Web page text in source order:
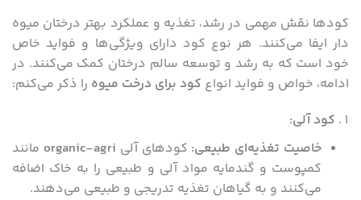
کودها نقش مهمی در رشد، تغذیه و عملکرد بهتر درختان میوه
دار ایفا می‌کنند. هر نوع کود دارای ویژگی‌ها و فواید خاص
خود است که به رشد و توسعه سالم درختان کمک می‌کنند. در
ادامه، خواص و فواید انواع کود برای درخت میوه را ذکر می‌کنم:
کود آلی:
خاصیت تغذیه‌ای طبیعی: کودهای آلی organic-agri مانند
کمپوست و گندمایه مواد آلی و طبیعی را به خاک اضافه
می‌کنند و به گیاهان تغذیه تدریجی و طبیعی می‌دهند.